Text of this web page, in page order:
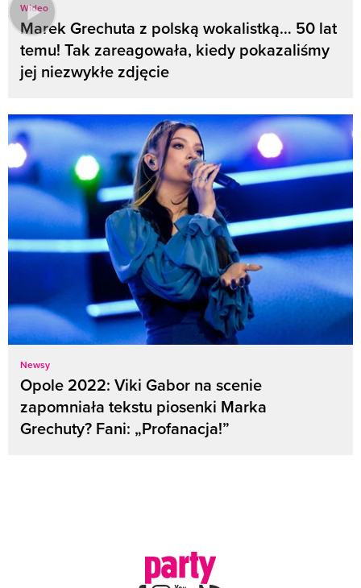
Wideo
Marek Grechuta z polską wokalistką… 50 lat
temu! Tak zareagowała, kiedy pokazaliśmy
jej niezwykłe zdjęcie
Newsy
Opole 2022: Viki Gabor na scenie
zapomniała tekstu piosenki Marka
Grechuty? Fani: „Profanacja!”